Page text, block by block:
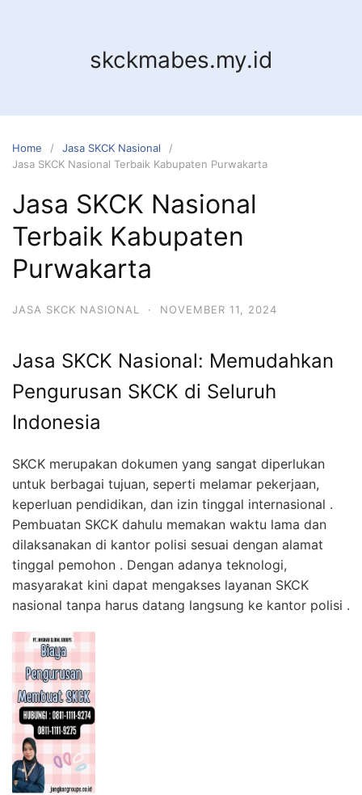
skckmabes.my.id
Home
Jasa SKCK Nasional
Jasa SKCK Nasional Terbaik Kabupaten Purwakarta
Jasa SKCK Nasional
Terbaik Kabupaten
Purwakarta
JASA SKCK NASIONAL · NOVEMBER 11, 2024
Jasa SKCK Nasional: Memudahkan
Pengurusan SKCK di Seluruh
Indonesia
SKCK merupakan dokumen yang sangat diperlukan
untuk berbagai tujuan, seperti melamar pekerjaan,
keperluan pendidikan, dan izin tinggal internasional .
Pembuatan SKCK dahulu memakan waktu lama dan
dilaksanakan di kantor polisi sesuai dengan alamat
tinggal pemohon . Dengan adanya teknologi,
masyarakat kini dapat mengakses layanan SKCK
nasional tanpa harus datang langsung ke kantor polisi .